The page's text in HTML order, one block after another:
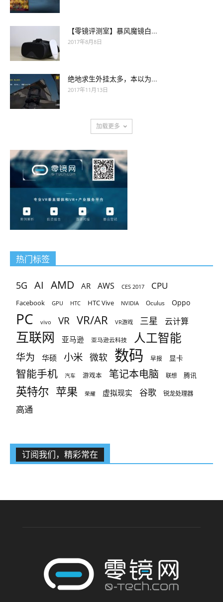
【零镜评测室】暴风魔镜白...
2017年8月8日
绝地求生外挂太多，本以为...
2017年11月13日
加载更多
热门标签
5G AI AMD AR AWS CES 2017 CPU
Facebook GPU HTC HTC Vive NVIDIA Oculus Oppo
PC vivo VR VR/AR VR游戏 三星 云计算
互联网 亚马逊 亚马逊云科技 人工智能
华为 华硕 小米 微软 数码 早报 显卡
智能手机 汽车 游戏本 笔记本电脑 联想 腾讯
英特尔 苹果 荣耀 虚拟现实 谷歌 锐龙处理器
高通
订阅我们，精彩常在